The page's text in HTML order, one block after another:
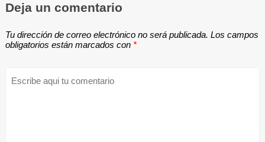
Deja un comentario
Tu dirección de correo electrónico no será publicada. Los campos
obligatorios están marcados con *